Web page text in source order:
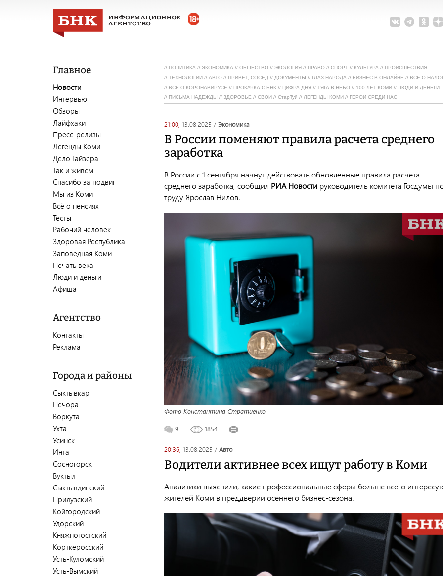
Главное
Новости
Интервью
Обзоры
Лайфхаки
Пресс-релизы
Легенды Коми
Дело Гайзера
Так и живем
Спасибо за подвиг
Мы из Коми
Всё о пенсиях
Тесты
Рабочий человек
Здоровая Республика
Заповедная Коми
Печать века
Люди и деньги
Афиша
Агентство
Контакты
Реклама
Города и районы
Сыктывкар
Печора
Воркута
Ухта
Усинск
Инта
Сосногорск
Вуктыл
Сыктывдинский
Прилузский
Койгородский
Удорский
Княжпогостский
Корткеросский
Усть-Куломский
Усть-Вымский
// ПОЛИТИКА // ЭКОНОМИКА // ОБЩЕСТВО // ЭКОЛОГИЯ // ПРАВО // СПОРТ // КУЛЬТУРА // ПРОИСШЕСТВИЯ
// ТЕХНОЛОГИИ // АВТО // ПРИВЕТ, СОСЕД // ДОКУМЕНТЫ // ГЛАЗ НАРОДА // БИЗНЕС В ОНЛАЙНЕ // ВСЕ О
// ВСЕ О КОРОНАВИРУСЕ // ПРОКАЧКА С БНК // ЦИФРА ДНЯ // ТЯГА В НЕБО // 100 ЛЕТ КОМИ // ЛЮДИ И ДЕНЬГИ
// ПИСЬМА НАДЕЖДЫ // ЗДОРОВЬЕ // СВОИ // СтарТуй // ЛЕГЕНДЫ КОМИ // ГЕРОИ СРЕДИ НАС
21:00, 13.08.2025 / экономика
В России поменяют правила расчета среднего
заработка
В России с 1 сентября начнут действовать обновленные правила расчета
среднего заработка, сообщил РИА Новости руководитель комитета Госдумы
труду Ярослав Нилов.
Фото Константина Стратиенко
9 1854
20:36, 13.08.2025 / авто
Водители активнее всех ищут работу в Коми
Аналитики выяснили, какие профессиональные сферы больше всего
жителей Коми в преддверии осеннего бизнес-сезона.